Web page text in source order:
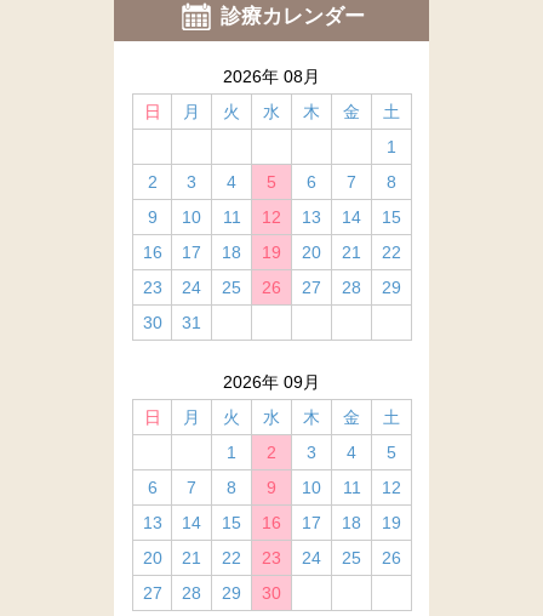
診療カレンダー
2026年 08月
日
月 火 水 木 金
土
1
2
3 4 5 6 7
8
9
10 11 12 13 14
15
16
17 18 19 20 21
22
23
24 25 26 27 28
29
30
31
2026年 09月
日
月 火 水 木 金
土
1
2 3 4
5
6
7 8 9 10 11
12
13
14 15 16 17 18
19
20
21 22 23 24 25
26
27
28 29 30